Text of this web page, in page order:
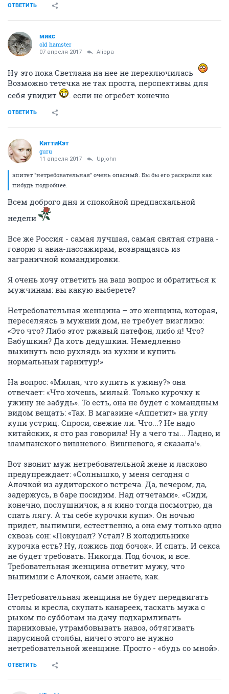
ОТВЕТИТЬ
микс
old hamster
07 апреля 2017 Alippa
Ну это пока Светлана на нее не переключилась
Возможно тетечка не так проста, перспективы для
себя увидит
. если не огребет конечно
ОТВЕТИТЬ
КиттиКэт
guru
11 апреля 2017 Upjohn
эпитет "нетребовательная" очень опасный. Бы бы его раскрыли как
нибудь подробнее.
Всем доброго дня и спокойной предпасхальной
недели
Все же Россия - самая лучшая, самая святая страна -
говорю я авиа-пассажирам, возвращаясь из
заграничной командировки.
Я очень хочу ответить на ваш вопрос и обратиться к
мужчинам: вы какую выберете?
Нетребовательная женщина – это женщина, которая,
переселяясь в мужний дом, не требует визгливо:
«Это что? Либо этот ржавый патефон, либо я! Что?
Бабушкин? Да хоть дедушкин. Немедленно
выкинуть всю рухлядь из кухни и купить
нормальный гарнитур!»
На вопрос: «Милая, что купить к ужину?» она
отвечает: «Что хочешь, милый. Только курочку к
ужину не забудь». То есть, она не будет c командным
видом вещать: «Так. В магазине «Аппетит» на углу
купи устриц. Спроси, свежие ли. Что...? Не надо
китайских, я сто раз говорила! Ну а чего ты... Ладно, и
шампанского вишневого. Вишневого, я сказала!».
Вот звонит муж нетребовательной жене и ласково
предупреждает: «Солнышко, у меня сегодня с
Алочкой из аудиторского встреча. Да, вечером, да,
задержусь, в баре посидим. Над отчетами». «Сиди,
конечно, послушничок, а я кино тогда посмотрю, да
спать лягу. А ты себе курочки купи». Он ночью
придет, выпимши, естественно, а она ему только одно
сквозь сон: «Покушал? Устал? В холодильнике
курочка есть? Ну, ложись под бочок». И спать. И секса
не будет требовать. Никогда. Под бочок, и все.
Требовательная женщина ответит мужу, что
выпимши с Алочкой, сами знаете, как.
Нетребовательная женщина не будет передвигать
столы и кресла, скупать канареек, таскать мужа с
рыком по субботам на дачу подкармливать
парниковые, утрамбовывать навоз, обтягивать
парусиной столбы, ничего этого не нужно
нетребовательной женщине. Просто - «будь со мной».
ОТВЕТИТЬ